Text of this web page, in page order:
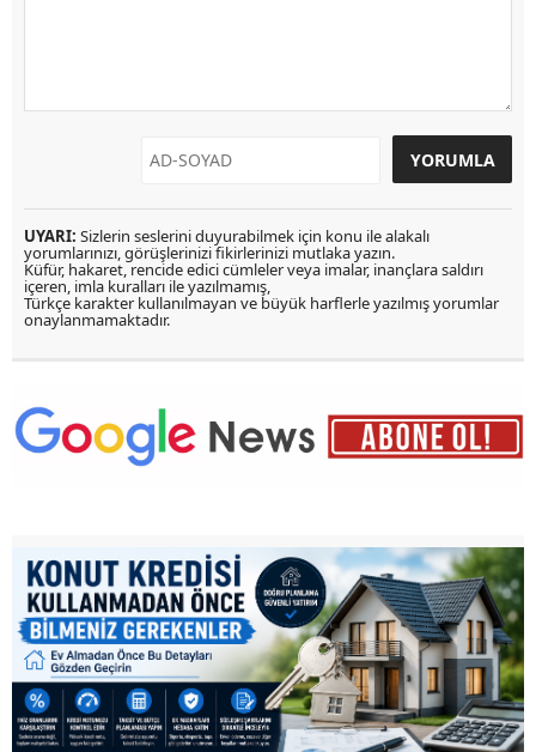
UYARI: Sizlerin seslerini duyurabilmek için konu ile alakalı
yorumlarınızı, görüşlerinizi fikirlerinizi mutlaka yazın.
Küfür, hakaret, rencide edici cümleler veya imalar, inançlara saldırı
içeren, imla kuralları ile yazılmamış,
Türkçe karakter kullanılmayan ve büyük harflerle yazılmış yorumlar
onaylanmamaktadır.